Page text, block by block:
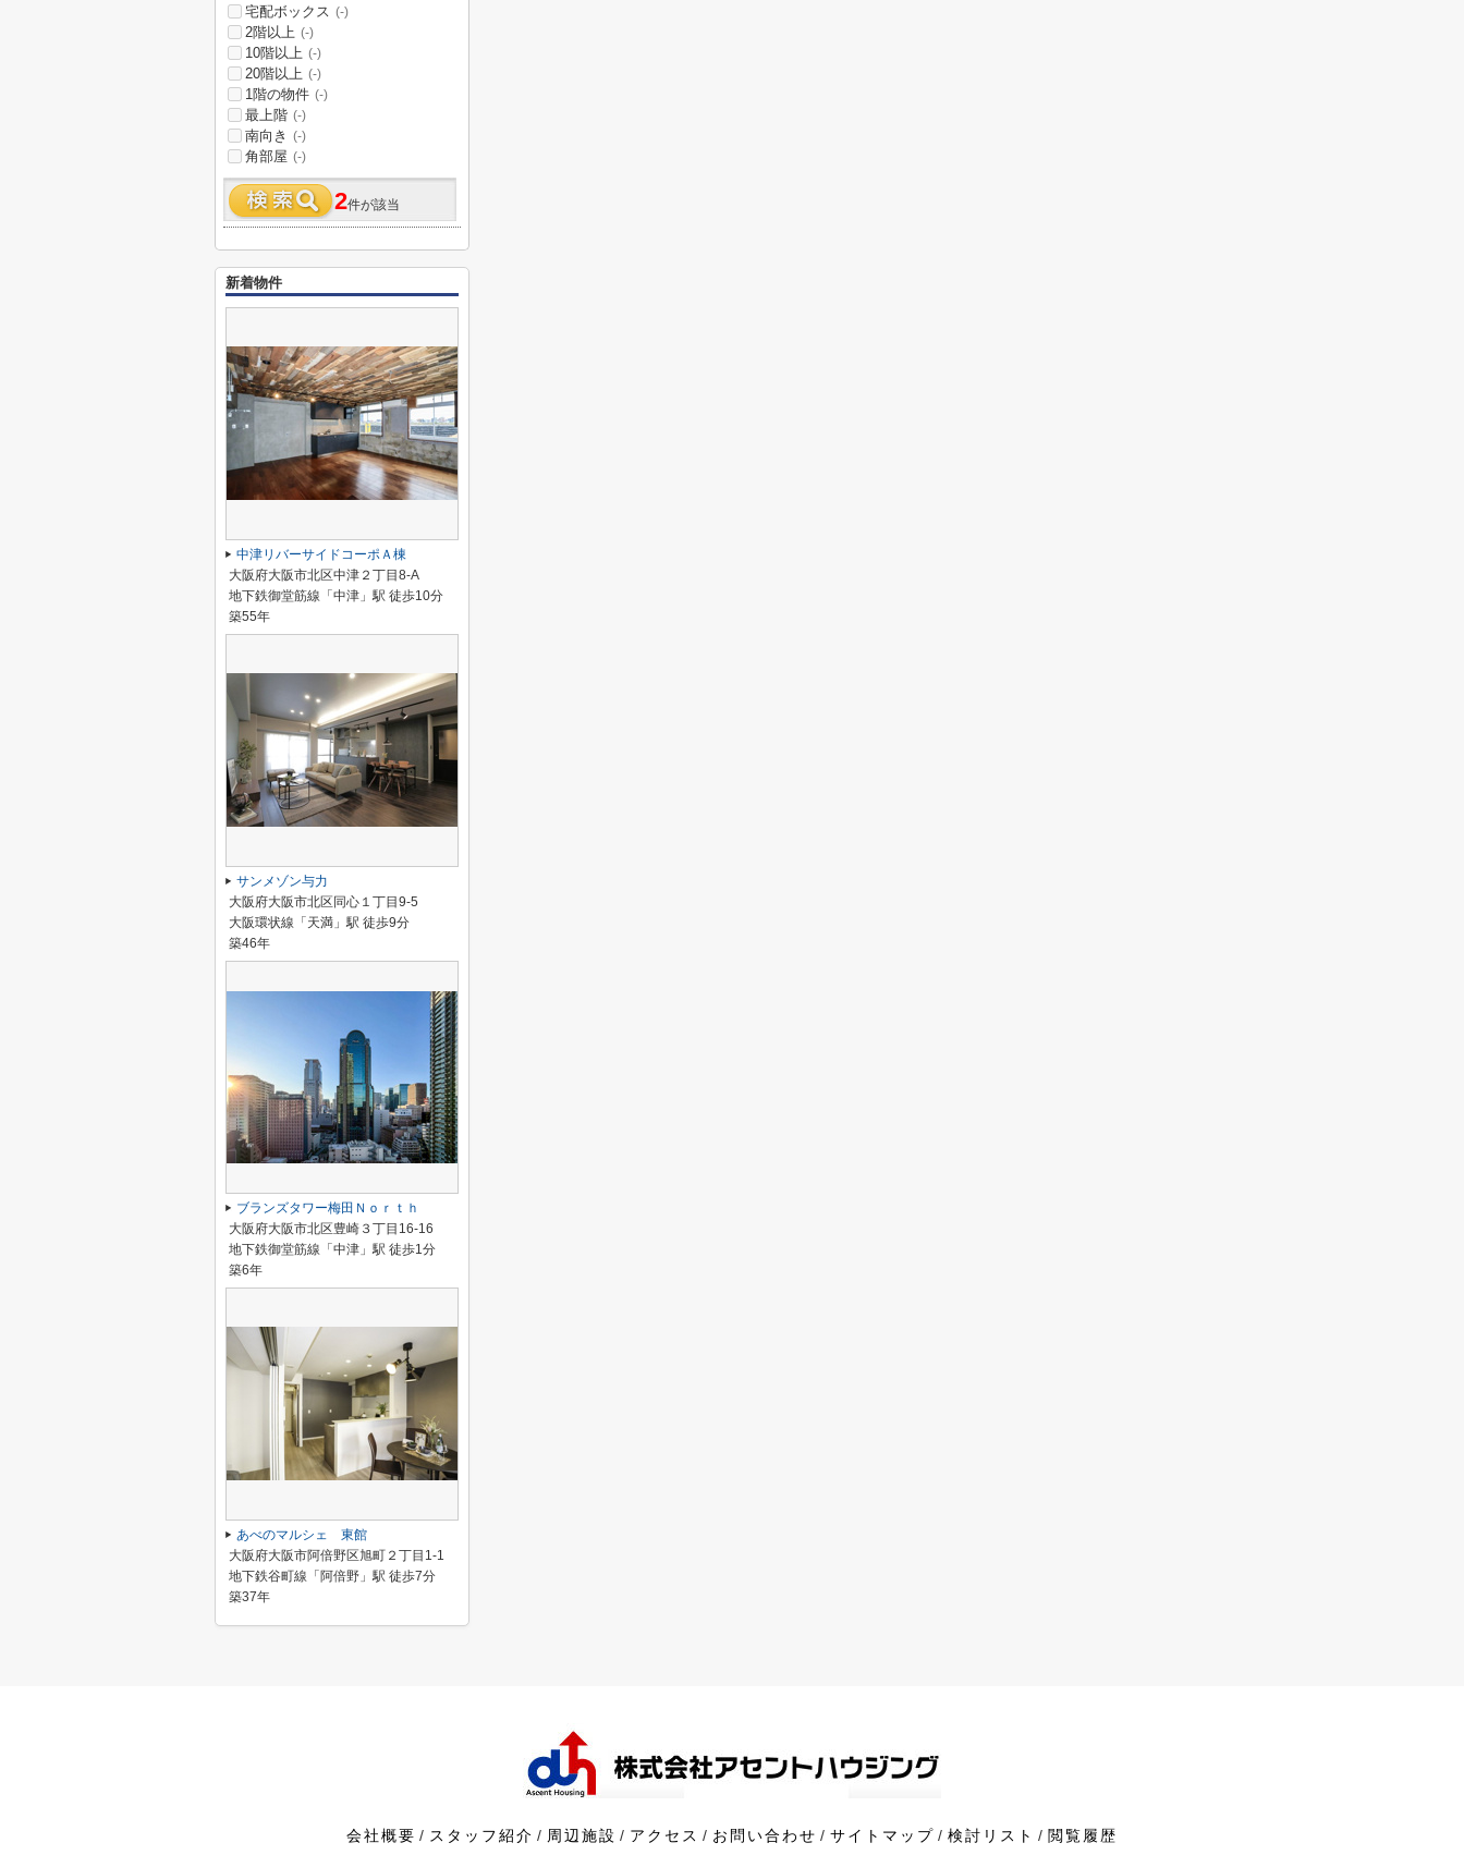
宅配ボックス (-)
2階以上 (-)
10階以上 (-)
20階以上 (-)
1階の物件 (-)
最上階 (-)
南向き (-)
角部屋 (-)
2件が該当
新着物件
中津リバーサイドコーポＡ棟
大阪府大阪市北区中津２丁目8-A
地下鉄御堂筋線「中津」駅 徒歩10分
築55年
サンメゾン与力
大阪府大阪市北区同心１丁目9-5
大阪環状線「天満」駅 徒歩9分
築46年
ブランズタワー梅田Ｎｏｒｔｈ
大阪府大阪市北区豊崎３丁目16-16
地下鉄御堂筋線「中津」駅 徒歩1分
築6年
あべのマルシェ 東館
大阪府大阪市阿倍野区旭町２丁目1-1
地下鉄谷町線「阿倍野」駅 徒歩7分
築37年
会社概要 スタッフ紹介 周辺施設 アクセス お問い合わせ サイトマップ 検討リスト 閲覧履歴